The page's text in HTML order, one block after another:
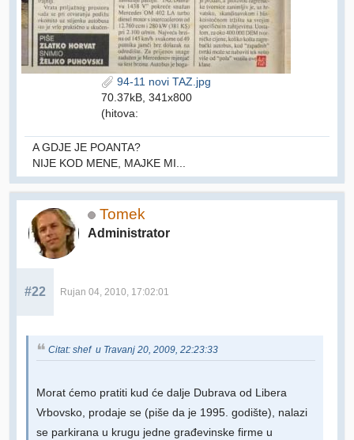
94-11 novi TAZ.jpg
70.37kB, 341x800
(hitova:
A GDJE JE POANTA?
NIJE KOD MENE, MAJKE MI...
Tomek
Administrator
#22 Rujan 04, 2010, 17:02:01
Citat: shef u Travanj 20, 2009, 22:23:33
Morat ćemo pratiti kud će dalje Dubrava od Libera
Vrbovsko, prodaje se (piše da je 1995. godište), nalazi
se parkirana u krugu jedne građevinske firme u